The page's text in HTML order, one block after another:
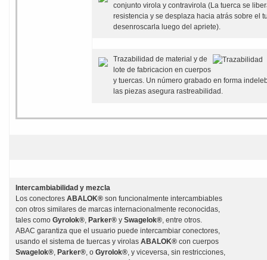
conjunto virola y contravirola (La tuerca se
resistencia y se desplaza hacia atrás sobre el
desenroscarla luego del apriete).
Trazabilidad de material y de
lote de fabricacion en cuerpos
y tuercas. Un número grabado en forma
las piezas asegura rastreabilidad.
Intercambiabilidad y mezcla
Los conectores ABALOK® son funcionalmente intercambiables
con otros similares de marcas internacionalmente reconocidas,
tales como Gyrolok®, Parker® y Swagelok®, entre otros.
ABAC garantiza que el usuario puede intercambiar conectores,
usando el sistema de tuercas y virolas ABALOK® con cuerpos
Swagelok®, Parker®, o Gyrolok®, y viceversa, sin restricciones,